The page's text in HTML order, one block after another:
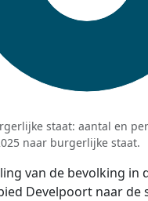
staat: aantal en
naar burgerlijke staat.
van de bevolking in
Develpoort naar de